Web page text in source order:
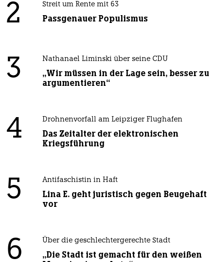
2 Streit um Rente mit 63
Passgenauer Populismus
3 Nathanael Liminski über seine CDU
„Wir müssen in der Lage sein, besser zu
argumentieren“
4 Drohnenvorfall am Leipziger Flughafen
Das Zeitalter der elektronischen
Kriegsführung
5 Antifaschistin in Haft
Lina E. geht juristisch gegen Beugehaft
vor
6 Über die geschlechtergerechte Stadt
„Die Stadt ist gemacht für den weißen